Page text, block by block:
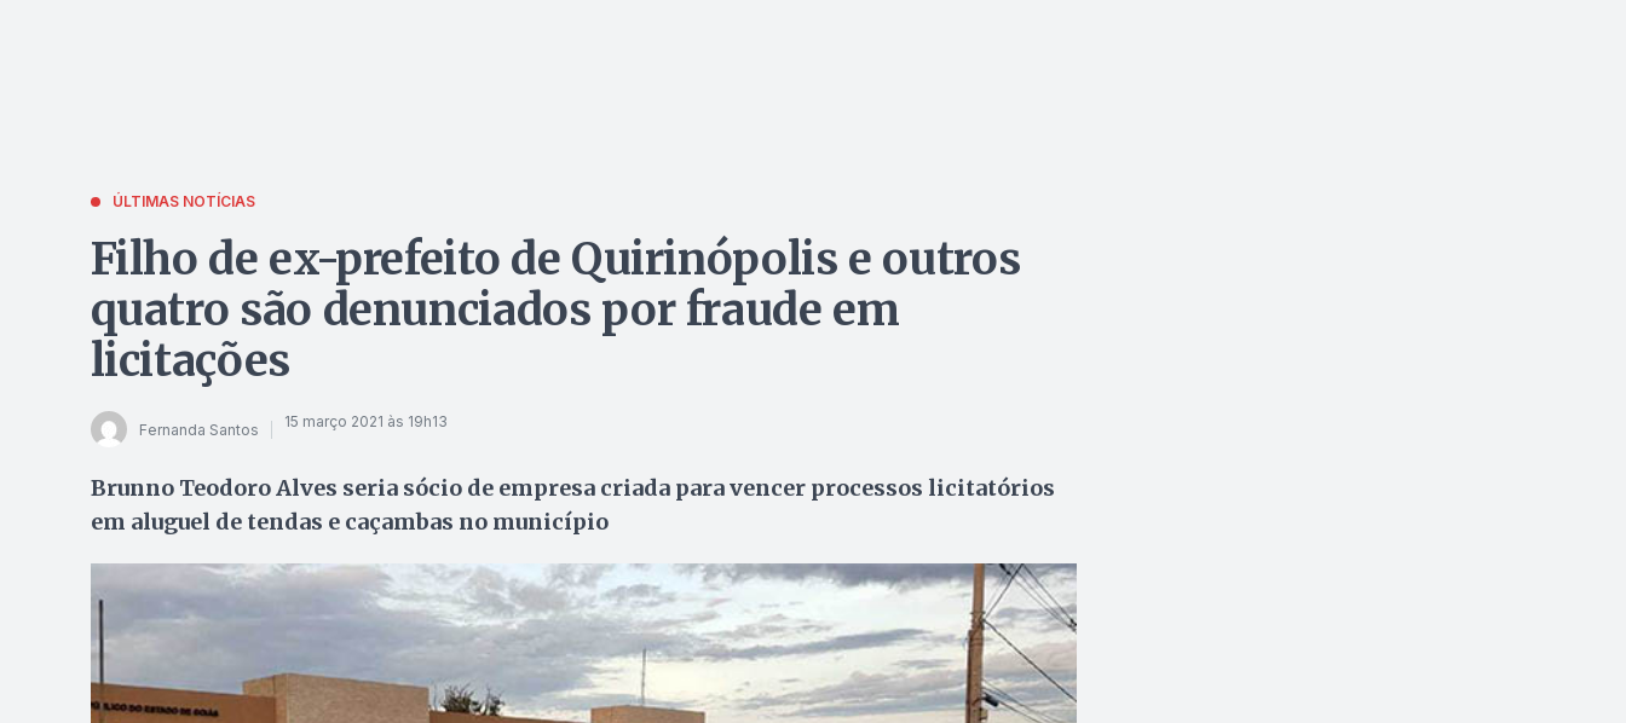
ÚLTIMAS NOTÍCIAS
Filho de ex-prefeito de Quirinópolis e outros
quatro são denunciados por fraude em
licitações
Fernanda Santos 15 março 2021 às 19h13
Brunno Teodoro Alves seria sócio de empresa criada para vencer processos licitatórios
em aluguel de tendas e caçambas no município